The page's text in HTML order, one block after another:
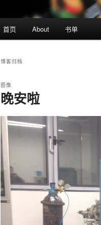
首页 About 书单
博客归档
晚安啦
图像